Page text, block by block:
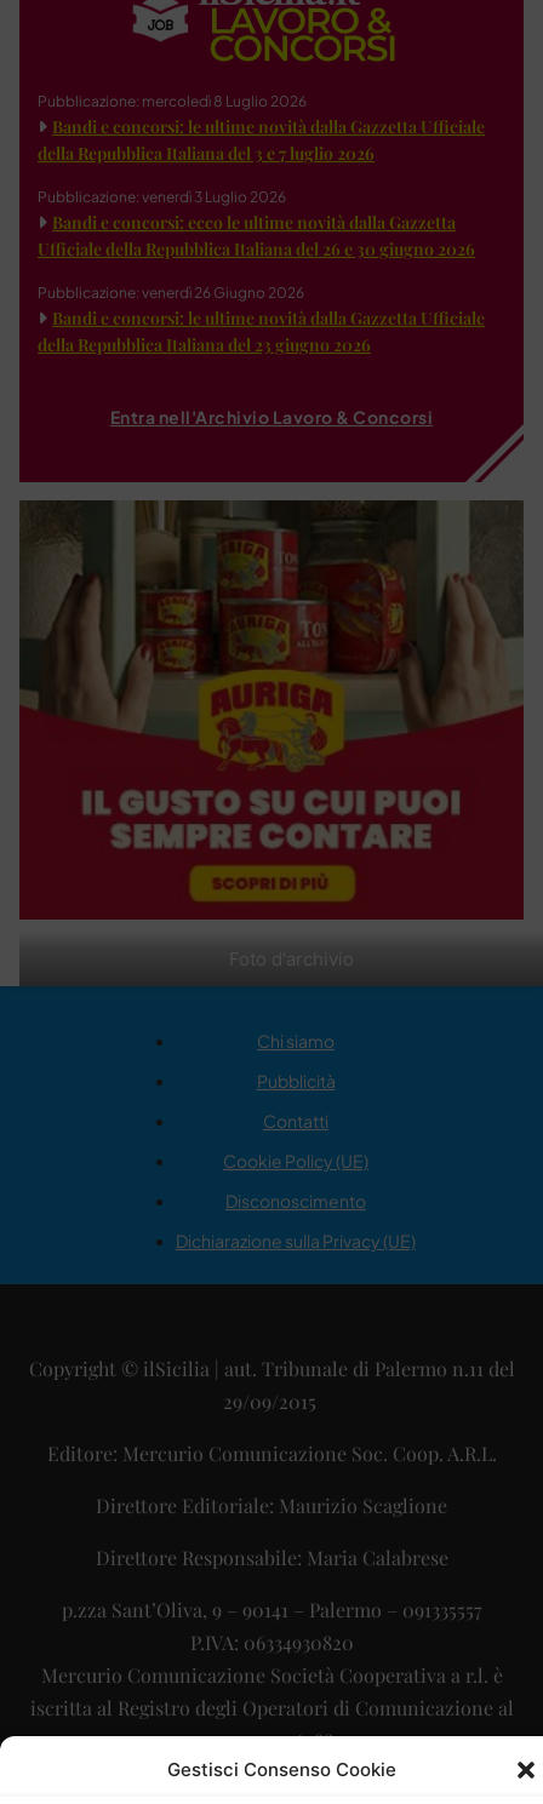
Gestisci Consenso Cookie
Foto d'archivio
Pubblicazione: mercoledì 8 Luglio 2026
Bandi e concorsi: le ultime novità dalla Gazzetta Ufficiale
della Repubblica Italiana del 3 e 7 luglio 2026
Pubblicazione: venerdì 3 Luglio 2026
Bandi e concorsi: ecco le ultime novità dalla Gazzetta
Ufficiale della Repubblica Italiana del 26 e 30 giugno 2026
Pubblicazione: venerdì 26 Giugno 2026
Bandi e concorsi: le ultime novità dalla Gazzetta Ufficiale
della Repubblica Italiana del 23 giugno 2026
Entra nell'Archivio Lavoro & Concorsi
Chi siamo
Pubblicità
Contatti
Cookie Policy (UE)
Disconoscimento
Dichiarazione sulla Privacy (UE)
Copyright © ilSicilia | aut. Tribunale di Palermo n.11 del
29/09/2015
Editore: Mercurio Comunicazione Soc. Coop. A.R.L.
Direttore Editoriale: Maurizio Scaglione
Direttore Responsabile: Maria Calabrese
p.zza Sant’Oliva, 9 – 90141 – Palermo – 091335557
P.IVA: 06334930820
Mercurio Comunicazione Società Cooperativa a r.l. è
iscritta al Registro degli Operatori di Comunicazione al
numero 26988